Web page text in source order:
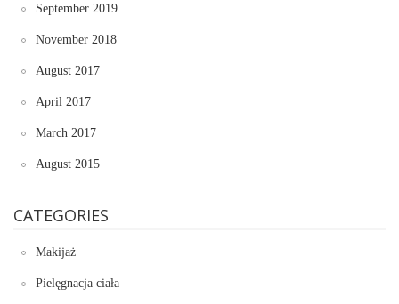
September 2019
November 2018
August 2017
April 2017
March 2017
August 2015
CATEGORIES
Makijaż
Pielęgnacja ciała